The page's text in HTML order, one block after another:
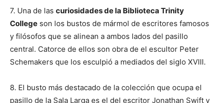
7. Una de las curiosidades de la Biblioteca Trinity
College son los bustos de mármol de escritores famosos
y filósofos que se alinean a ambos lados del pasillo
central. Catorce de ellos son obra de el escultor Peter
Schemakers que los esculpió a mediados del siglo XVIII.
8. El busto más destacado de la colección que ocupa el
pasillo de la Sala Larga es el del escritor Jonathan Swift y